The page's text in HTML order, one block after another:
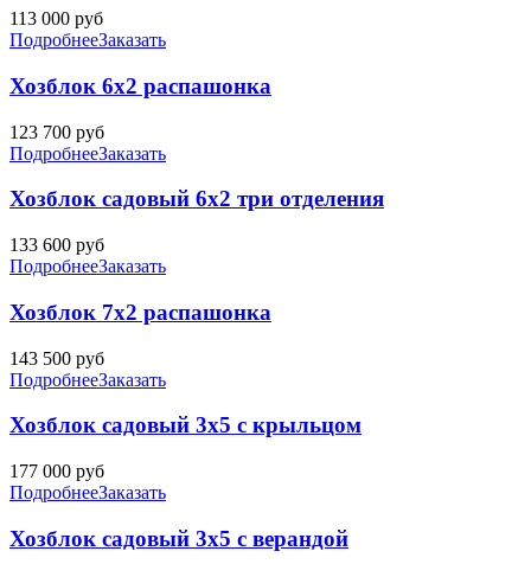
113 000 руб
ПодробнееЗаказать
Хозблок 6х2 распашонка
123 700 руб
ПодробнееЗаказать
Хозблок садовый 6х2 три отделения
133 600 руб
ПодробнееЗаказать
Хозблок 7х2 распашонка
143 500 руб
ПодробнееЗаказать
Хозблок садовый 3х5 с крыльцом
177 000 руб
ПодробнееЗаказать
Хозблок садовый 3х5 с верандой